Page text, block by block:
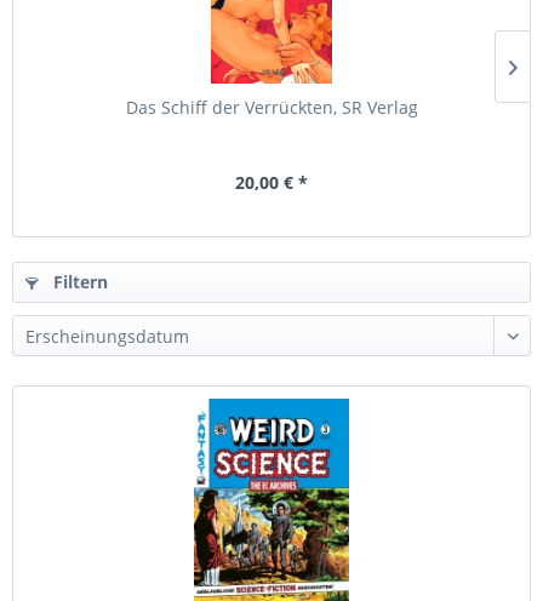
Das Schiff der Verrückten, SR Verlag
20,00 € *
Filtern